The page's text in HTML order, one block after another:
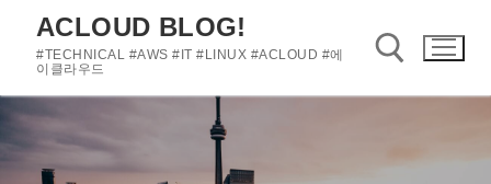
로
로
ACLOUD BLOG!
#TECHNICAL #AWS #IT #LINUX #ACLOUD #에
이클라우드